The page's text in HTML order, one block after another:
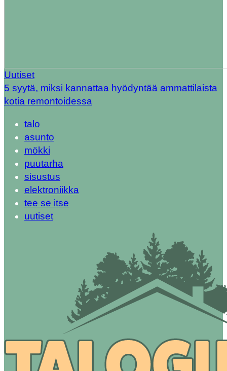
Uutiset
5 syytä, miksi kannattaa hyödyntää ammattilaista
kotia remontoidessa
talo
asunto
mökki
puutarha
sisustus
elektroniikka
tee se itse
uutiset